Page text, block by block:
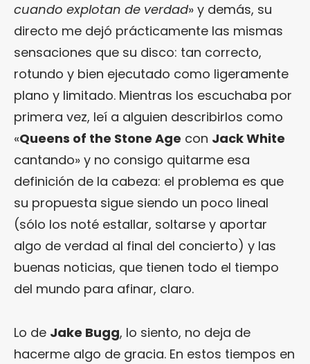
cuando explotan de verdad» y demás, su
directo me dejó prácticamente las mismas
sensaciones que su disco: tan correcto,
rotundo y bien ejecutado como ligeramente
plano y limitado. Mientras los escuchaba por
primera vez, leí a alguien describirlos como
«Queens of the Stone Age con Jack White
cantando» y no consigo quitarme esa
definición de la cabeza: el problema es que
su propuesta sigue siendo un poco lineal
(sólo los noté estallar, soltarse y aportar
algo de verdad al final del concierto) y las
buenas noticias, que tienen todo el tiempo
del mundo para afinar, claro.
Lo de Jake Bugg, lo siento, no deja de
hacerme algo de gracia. En estos tiempos en